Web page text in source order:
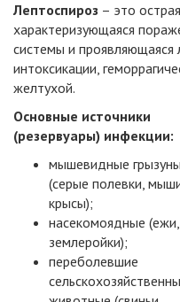
Лептоспироз – это
характеризующаяся
системы и
интоксикации,
желтухой.
Основные источники
(резервуары) инфекции:
мышевидные грызуны
(серые полевки,
крысы);
насекомоядные (ежи,
землеройки);
переболевшие